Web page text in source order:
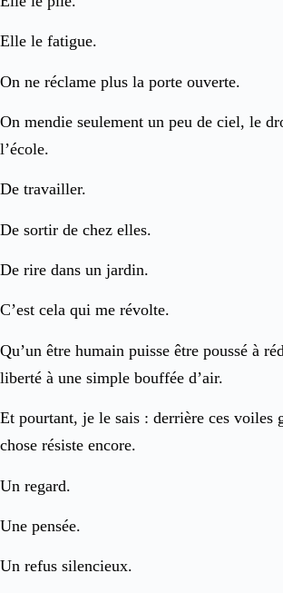
Elle le fatigue.
On ne réclame plus la porte ouverte.
On mendie seulement un peu de ciel, le
l’école.
De travailler.
De sortir de chez elles.
De rire dans un jardin.
C’est cela qui me révolte.
Qu’un être humain puisse être poussé à
liberté à une simple bouffée d’air.
Et pourtant, je le sais : derrière ces voiles
chose résiste encore.
Un regard.
Une pensée.
Un refus silencieux.